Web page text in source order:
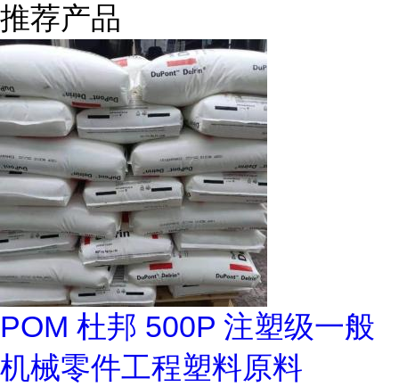
推荐产品
POM 杜邦 500P 注塑级一般
机械零件工程塑料原料